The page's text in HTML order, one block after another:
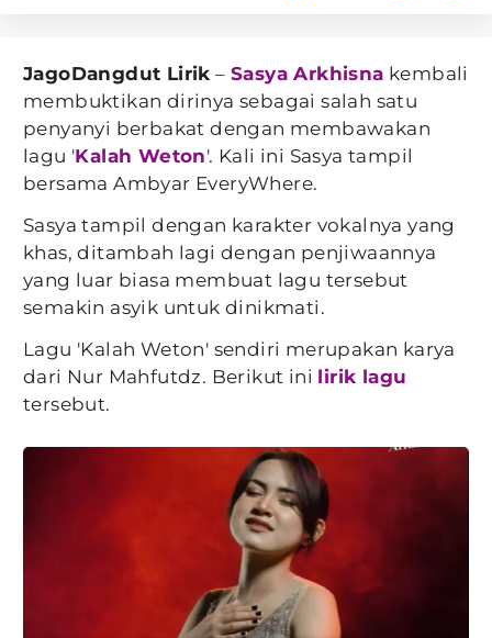
JagoDangdut Lirik –Sasya Arkhisna kembali
membuktikan dirinya sebagai salah satu
penyanyi berbakat dengan membawakan
lagu 'Kalah Weton'. Kali ini Sasya tampil
bersama Ambyar EveryWhere.
Sasya tampil dengan karakter vokalnya yang
khas, ditambah lagi dengan penjiwaannya
yang luar biasa membuat lagu tersebut
semakin asyik untuk dinikmati.
Lagu 'Kalah Weton' sendiri merupakan karya
dari Nur Mahfutdz. Berikut ini lirik lagu
tersebut.